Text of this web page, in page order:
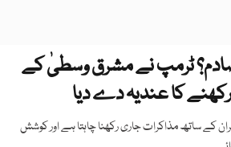
ٹرمپ نے مشرق وسطیٰ کے
رکھنے کا عندیہ دے دیا
کے ساتھ مذاکرات جاری رکھنا چاہتا ہے اور کوشش